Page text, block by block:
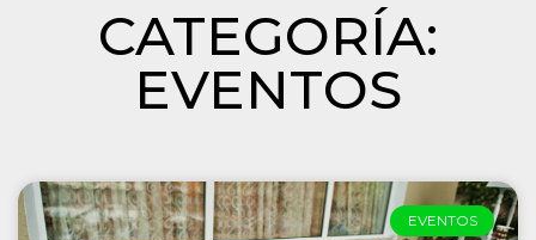
CATEGORÍA:
EVENTOS
EVENTOS